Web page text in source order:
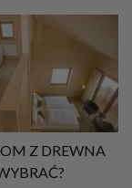
Z DREWNA